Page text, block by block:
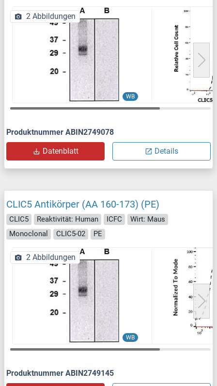
WB
2 Abbildungen
Produktnummer ABIN2749078
Datenblatt Details
CLIC5 Antikörper (AA 160-173) (PE)
CLIC5 Reaktivität: Human ICFC
Wirt: Maus
Monoclonal
CLIC5-02 PE
WB
2 Abbildungen
Produktnummer ABIN2749145